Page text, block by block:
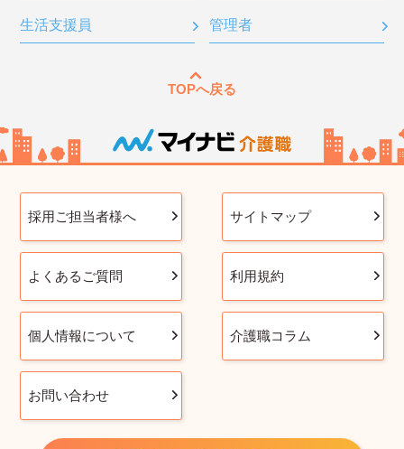
生活支援員 管理者
TOPへ戻る
採用ご担当者様へ サイトマップ
よくあるご質問 利用規約
個人情報について 介護職コラム
お問い合わせ